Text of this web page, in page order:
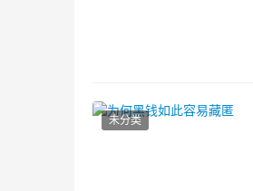
未分类